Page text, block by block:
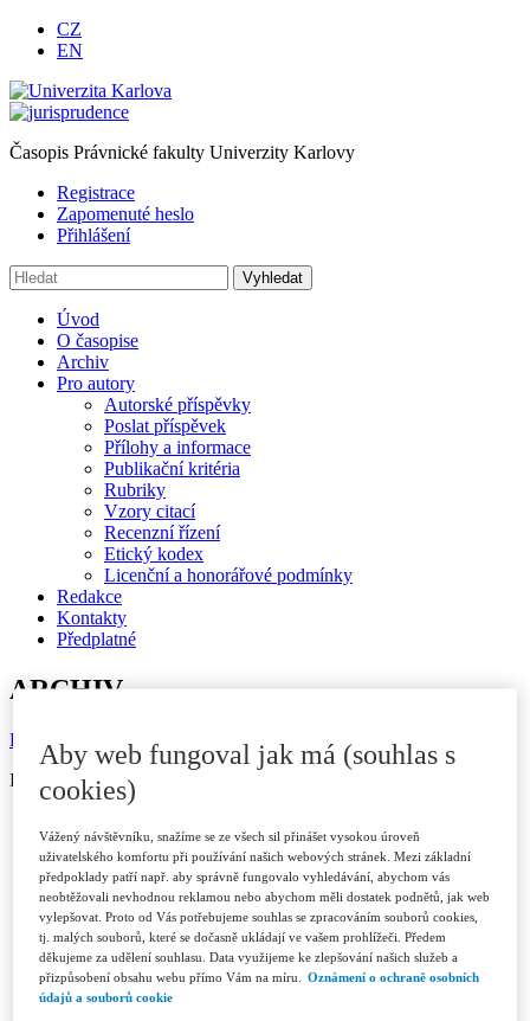
CZ
EN
Časopis Právnické fakulty Univerzity Karlovy
Registrace
Zapomenuté heslo
Přihlášení
Úvod
O časopise
Archiv
Pro autory
Autorské příspěvky
Poslat příspěvek
Přílohy a informace
Publikační kritéria
Rubriky
Vzory citací
Recenzní řízení
Etický kodex
Licenční a honorářové podmínky
Redakce
Kontakty
Předplatné
ARCHIV
Dostupné v ASPI
ISSN 1802-3843 (print)
Číslo 1/2026
Číslo 2/2026
Číslo 3/2026
Ročník 2025
Číslo 1/2025
Číslo 2/2025
Číslo 3/2025
Číslo 4-5/2025
Aby web fungoval jak má (souhlas s
cookies)
Vážený návštěvníku, snažíme se ze všech sil přinášet vysokou úroveň
uživatelského komfortu při používání našich webových stránek. Mezi základní
předpoklady patří např. aby správně fungovalo vyhledávání, abychom vás
neobtěžovali nevhodnou reklamou nebo abychom měli dostatek podnětů, jak web
vylepšovat. Proto od Vás potřebujeme souhlas se zpracováním souborů cookies,
tj. malých souborů, které se dočasně ukládají ve vašem prohlížeči. Předem
děkujeme za udělení souhlasu. Data využijeme ke zlepšování našich služeb a
přizpůsobení obsahu webu přímo Vám na míru.
Oznámení o ochraně osobních
údajů a souborů cookie